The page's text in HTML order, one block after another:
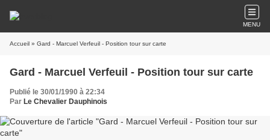
MENU
Accueil » Gard - Marcuel Verfeuil - Position tour sur carte
Gard - Marcuel Verfeuil - Position tour sur carte
Publié le 30/01/1990 à 22:34
Par Le Chevalier Dauphinois